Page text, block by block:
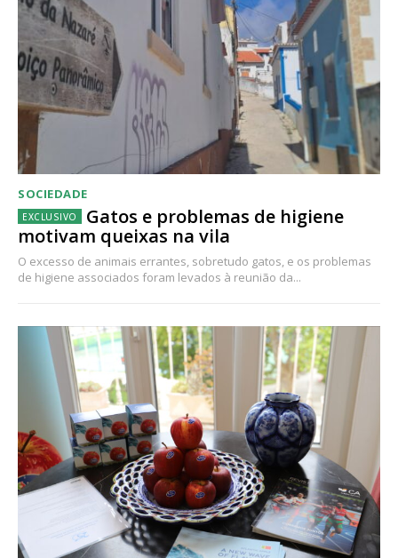
SOCIEDADE
Gatos e problemas de higiene
motivam queixas na vila
O excesso de animais errantes, sobretudo gatos, e os problemas
de higiene associados foram levados à reunião da...